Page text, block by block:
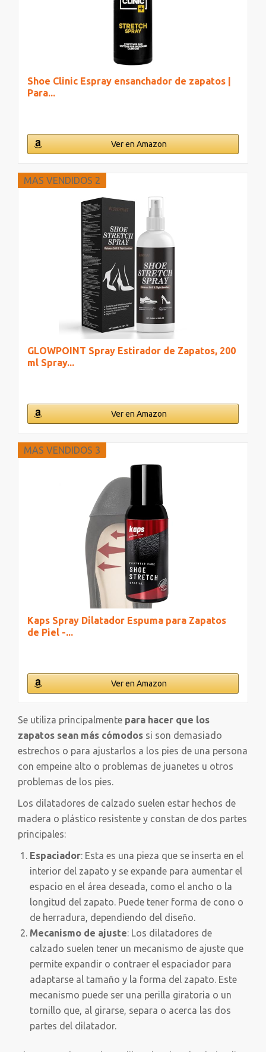
Shoe Clinic Espray ensanchador de zapatos |
Para...
Ver en Amazon
MAS VENDIDOS 2
GLOWPOINT Spray Estirador de Zapatos, 200
ml Spray...
Ver en Amazon
MAS VENDIDOS 3
Kaps Spray Dilatador Espuma para Zapatos
de Piel -...
Ver en Amazon
Se utiliza principalmente para hacer que los
zapatos sean más cómodos si son demasiado
estrechos o para ajustarlos a los pies de una persona
con empeine alto o problemas de juanetes u otros
problemas de los pies.
Los dilatadores de calzado suelen estar hechos de
madera o plástico resistente y constan de dos partes
principales:
Espaciador: Esta es una pieza que se inserta en el
interior del zapato y se expande para aumentar el
espacio en el área deseada, como el ancho o la
longitud del zapato. Puede tener forma de cono o
de herradura, dependiendo del diseño.
Mecanismo de ajuste: Los dilatadores de
calzado suelen tener un mecanismo de ajuste que
permite expandir o contraer el espaciador para
adaptarse al tamaño y la forma del zapato. Este
mecanismo puede ser una perilla giratoria o un
tornillo que, al girarse, separa o acerca las dos
partes del dilatador.